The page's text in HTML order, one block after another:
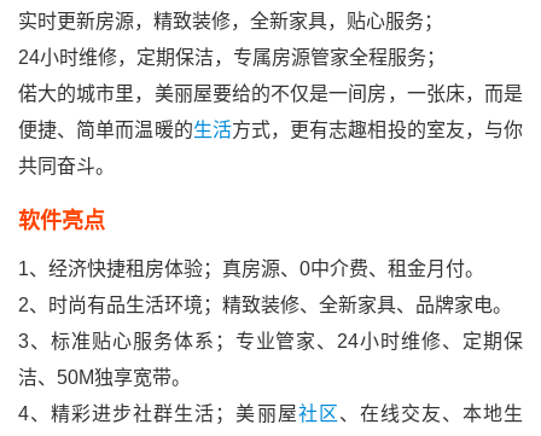
实时更新房源，精致装修，全新家具，贴心服务；
24小时维修，定期保洁，专属房源管家全程服务；
偌大的城市里，美丽屋要给的不仅是一间房，一张床，而是
便捷、简单而温暖的生活方式，更有志趣相投的室友，与你
共同奋斗。
软件亮点
1、经济快捷租房体验；真房源、0中介费、租金月付。
2、时尚有品生活环境；精致装修、全新家具、品牌家电。
3、标准贴心服务体系；专业管家、24小时维修、定期保
洁、50M独享宽带。
4、精彩进步社群生活；美丽屋社区、在线交友、本地生